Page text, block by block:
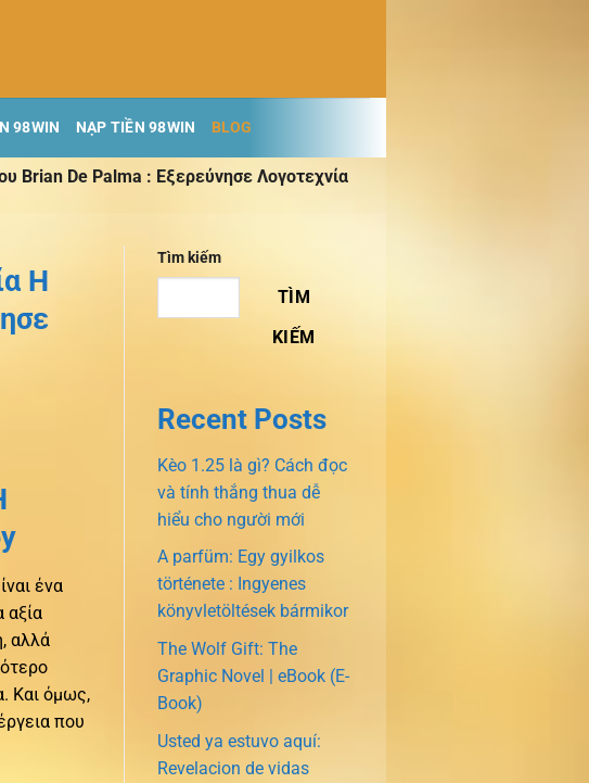
98WIN NẠP TIỀN 98WIN BLOG
Brian De Palma : Εξερεύνησε Λογοτεχνία
Η
ένα
αξία
αλλά
Και όμως,
που
Tìm kiếm
TÌM
KIẾM
Recent Posts
Kèo 1.25 là gì? Cách đọc
và tính thắng thua dễ
hiểu cho người mới
A parfüm: Egy gyilkos
története : Ingyenes
könyvletöltések bármikor
The Wolf Gift: The
Graphic Novel | eBook (E-
Book)
Usted ya estuvo aquí:
Revelacion de vidas